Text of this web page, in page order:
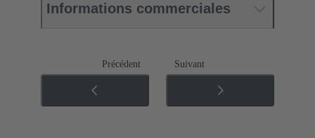
Informations commerciales
Précédent Suivant